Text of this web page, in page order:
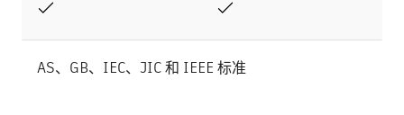
AS、GB、IEC、JIC 和 IEEE 标准